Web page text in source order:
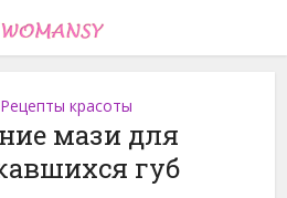
Рецепты красоты
мази для
губ